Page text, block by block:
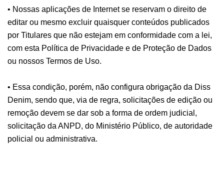
• Nossas aplicações de Internet se reservam o direito de
editar ou mesmo excluir quaisquer conteúdos publicados
por Titulares que não estejam em conformidade com a lei,
com esta Política de Privacidade e de Proteção de Dados
ou nossos Termos de Uso.
• Essa condição, porém, não configura obrigação da Diss
Denim, sendo que, via de regra, solicitações de edição ou
remoção devem se dar sob a forma de ordem judicial,
solicitação da ANPD, do Ministério Público, de autoridade
policial ou administrativa.